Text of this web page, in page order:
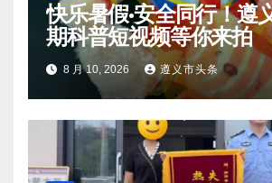
快乐暑假·安全同行！遵
期科普短视频等你来拍
8 月 10, 2026 遵义市头条